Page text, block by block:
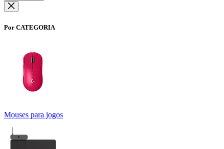
Por CATEGORIA
Mouses para jogos